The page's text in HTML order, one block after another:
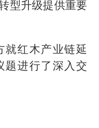
型升级提供重要
就红木产业链延
题进行了深入交